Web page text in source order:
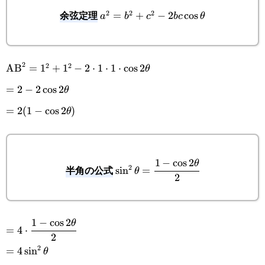
余弦定理a^2=b^2+c^2-
a2 = b2 + c2 − 2bccosθ
\text{AB}^2=1^2+1^2-
2\cdot1\cdot1\cdot\cos2\theta
AB2 = 12 + 12 − 2 ⋅ 1 ⋅ 1 ⋅ cos2θ
=2-
2\cos2\theta
= 2 − 2cos 2θ
=2(1-
\cos2\theta)
= 2(1 − cos 2θ)
半角の公式
\sin^2\theta=\cfrac{1-
\cos2\theta}{2}
sin2 θ =
2
1 − cos2θ
=4\cdot\cfrac{1-
\cos2\theta}{2}
= 4 ⋅
2
1 − cos2θ
=4\sin^2\theta
= 4sin2 θ